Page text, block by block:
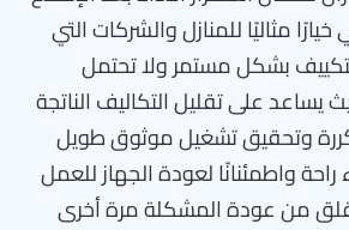
مثاليًا للمنازل والشركات التي
بشكل مستمر ولا تحتمل
يساعد على تقليل التكاليف الناتجة
وتحقيق تشغيل موثوق طويل
راحة واطمئنانًا لعودة الجهاز للعمل
من عودة المشكلة مرة أخرى